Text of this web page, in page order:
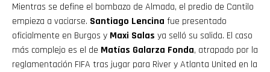
Mientras se define el bombazo de Almada, el predio de Cantilo
empieza a vaciarse. Santiago Lencina fue presentado
oficialmente en Burgos y Maxi Salas ya selló su salida. El caso
más complejo es el de Matías Galarza Fonda, atrapado por la
reglamentación FIFA tras jugar para River y Atlanta United en la